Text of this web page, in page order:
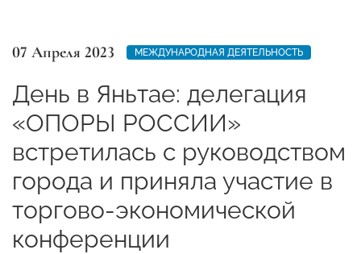
07 Апреля 2023 МЕЖДУНАРОДНАЯ ДЕЯТЕЛЬНОСТЬ
День в Яньтае: делегация
«ОПОРЫ РОССИИ»
встретилась с руководством
города и приняла участие в
торгово-экономической
конференции